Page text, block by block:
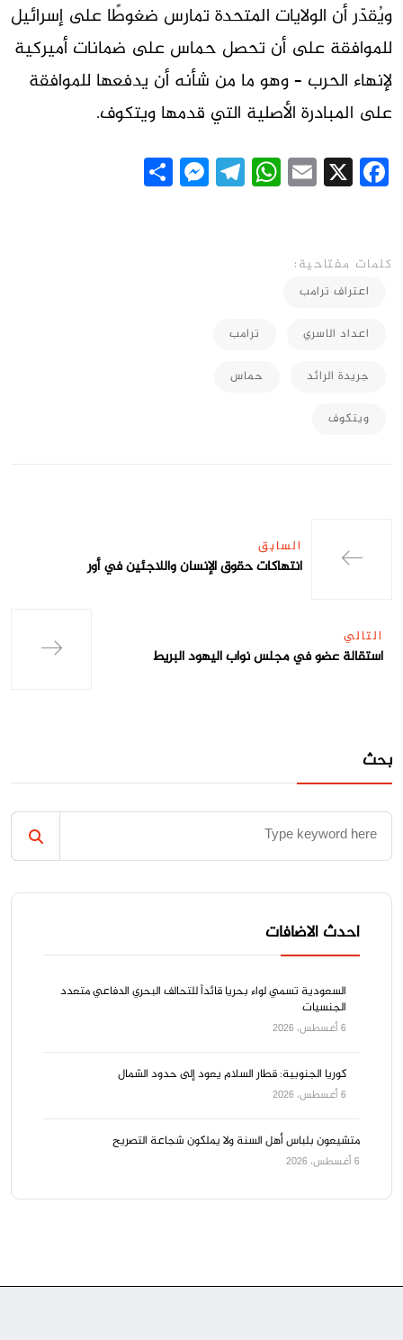
ويُقدّر أن الولايات المتحدة تمارس ضغوطًا على إسرائيل
للموافقة على أن تحصل حماس على ضمانات أميركية
لإنهاء الحرب – وهو ما من شأنه أن يدفعها للموافقة
على المبادرة الأصلية التي قدمها ويتكوف.
Facebook
X
Email
WhatsApp
Telegram
Messenger
كلمات مفتاحية:
اعتراف ترامب
اعداد الاسري ترامب
جريدة الرائد حماس
ويتكوف
السابق
انتهاكات حقوق الإنسان واللاجئين في أور
التالي
استقالة عضو في مجلس نواب اليهود البريط
بحث
احدث الاضافات
السعودية تسمي لواء بحريا قائداً للتحالف البحري الدفاعي متعدد
الجنسيات
6 أغسطس، 2026
كوريا الجنوبية: قطار السلام يعود إلى حدود الشمال
6 أغسطس، 2026
متشيعون بلباس أهل السنة ولا يملكون شجاعة التصريح
6 أغسطس، 2026